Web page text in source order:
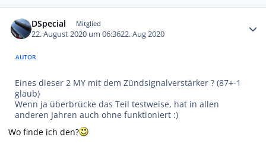
DSpecial Mitglied
22. August 2020 um 06:3622. Aug 2020
AUTOR
Eines dieser 2 MY mit dem Zündsignalverstärker ? (87+-1
glaub)
Wenn ja überbrücke das Teil testweise, hat in allen
anderen Jahren auch ohne funktioniert :)
Wo finde ich den?